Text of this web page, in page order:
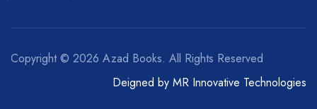
Copyright © 2026 Azad Books. All Rights Reserved
Deigned by MR Innovative Technologies